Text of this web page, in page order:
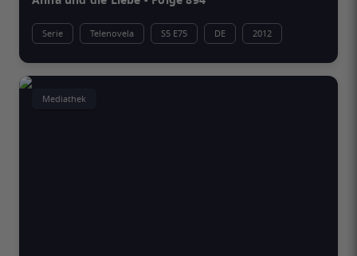
Serie Telenovela S5 E75 DE 2012
Mediathek